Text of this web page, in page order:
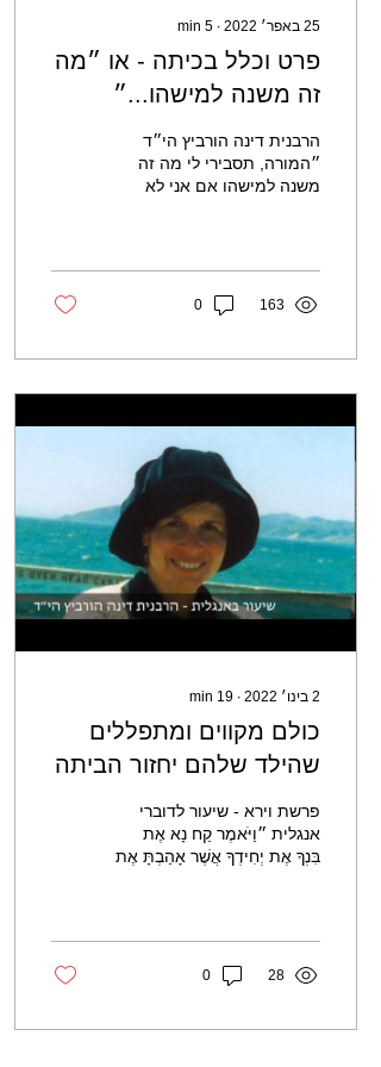
25 באפר׳ 2022 ∙
5
min
פרט וכלל בכיתה - או ״מה
זה משנה למישהו...״
הרבנית דינה הורביץ הי״ד
״המורה, תסבירי לי מה זה
משנה למישהו אם אני לא
163
0
2 בינו׳ 2022 ∙
19
min
כולם מקווים ומתפללים
שהילד שלהם יחזור הביתה
בשלום, אבל יש ערכים
שהם חשובים יותר
פרשת וירא - שיעור לדוברי
אנגלית ״וַיֹּאמֶר קַח נָא אֶת
בִּנְךָ אֶת יְחִידְךָ אֲשֶׁר אָהַבְתָּ אֶת
28
0